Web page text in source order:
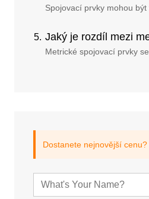
Spojovací prvky mohou
Jaký je rozdíl mezi
Metrické spojovací prvky
Dostanete nejnovější